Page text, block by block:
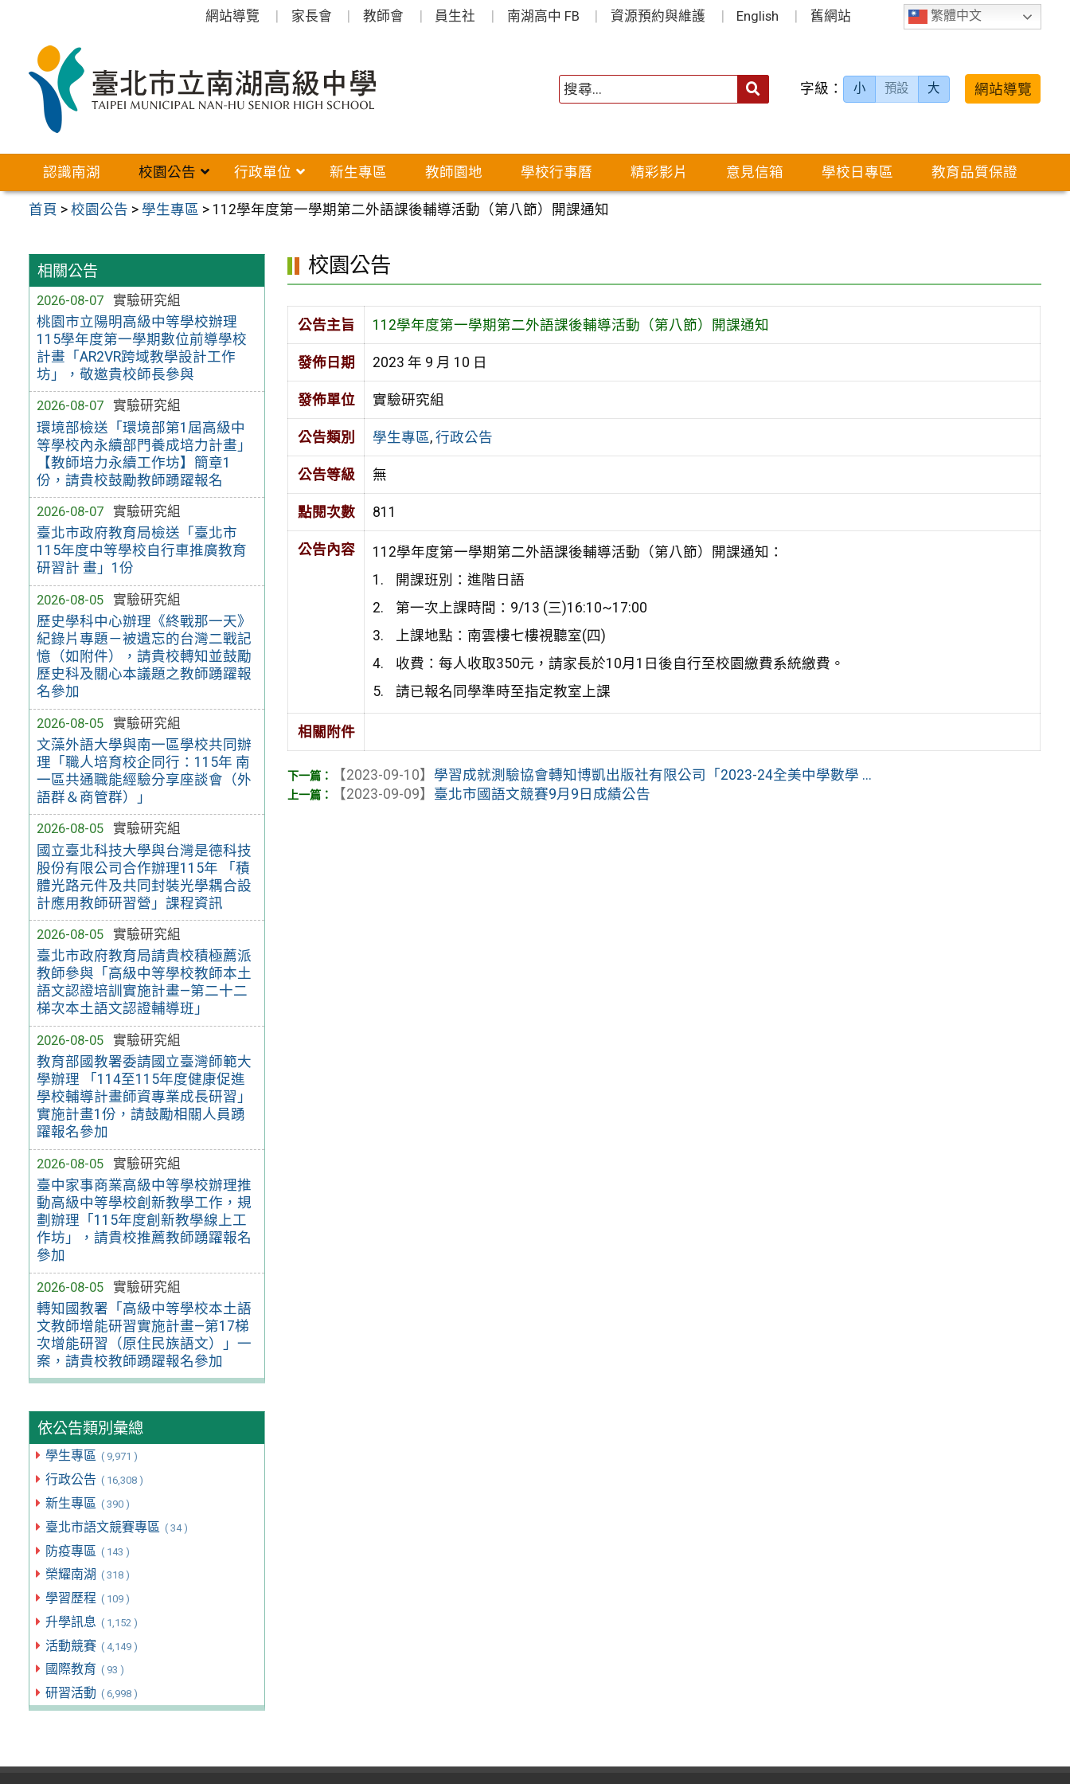
繁體中文
網站導覽 家長會 教師會 員生社 南湖高中 FB 資源預約與維護 English 舊網站
字級： 小 預設 大 網站導覽
認識南湖 校園公告 行政單位 新生專區 教師園地 學校行事曆 精彩影片 意見信箱 學校日專區 教育品質保證
首頁 >校園公告 > 學生專區 > 112學年度第一學期第二外語課後輔導活動（第八節）開課通知
相關公告
2026-08-07
實驗研究組
桃園市立陽明高級中等學校辦理
115學年度第一學期數位前導學校
計畫「AR2VR跨域教學設計工作
坊」，敬邀貴校師長參與
2026-08-07
實驗研究組
環境部檢送「環境部第1屆高級中
等學校內永續部門養成培力計畫」
【教師培力永續工作坊】簡章1
份，請貴校鼓勵教師踴躍報名
2026-08-07
實驗研究組
臺北市政府教育局檢送「臺北市
115年度中等學校自行車推廣教育
研習計 畫」1份
2026-08-05
實驗研究組
歷史學科中心辦理《終戰那一天》
紀錄片專題－被遺忘的台灣二戰記
憶（如附件），請貴校轉知並鼓勵
歷史科及關心本議題之教師踴躍報
名參加
2026-08-05
實驗研究組
文藻外語大學與南一區學校共同辦
理「職人培育校企同行：115年 南
一區共通職能經驗分享座談會（外
語群＆商管群）」
2026-08-05
實驗研究組
國立臺北科技大學與台灣是德科技
股份有限公司合作辦理115年 「積
體光路元件及共同封裝光學耦合設
計應用教師研習營」課程資訊
2026-08-05
實驗研究組
臺北市政府教育局請貴校積極薦派
教師參與「高級中等學校教師本土
語文認證培訓實施計畫—第二十二
梯次本土語文認證輔導班」
2026-08-05
實驗研究組
教育部國教署委請國立臺灣師範大
學辦理 「114至115年度健康促進
學校輔導計畫師資專業成長研習」
實施計畫1份，請鼓勵相關人員踴
躍報名參加
2026-08-05
實驗研究組
臺中家事商業高級中等學校辦理推
動高級中等學校創新教學工作，規
劃辦理「115年度創新教學線上工
作坊」，請貴校推薦教師踴躍報名
參加
2026-08-05
實驗研究組
轉知國教署「高級中等學校本土語
文教師增能研習實施計畫—第17梯
次增能研習（原住民族語文）」一
案，請貴校教師踴躍報名參加
依公告類別彙總
學生專區 ( 9,971 )
行政公告 ( 16,308 )
新生專區 ( 390 )
臺北市語文競賽專區 ( 34 )
防疫專區 ( 143 )
榮耀南湖 ( 318 )
學習歷程 ( 109 )
升學訊息 ( 1,152 )
活動競賽 ( 4,149 )
國際教育 ( 93 )
研習活動 ( 6,998 )
校園公告
公告主旨 112學年度第一學期第二外語課後輔導活動（第八節）開課通知
發佈日期 2023 年 9 月 10 日
發佈單位 實驗研究組
公告類別 學生專區, 行政公告
公告等級 無
點閱次數 811
公告內容
112學年度第一學期第二外語課後輔導活動（第八節）開課通知：
開課班別：進階日語
第一次上課時間：9/13 (三)16:10~17:00
上課地點：南雲樓七樓視聽室(四)
收費：每人收取350元，請家長於10月1日後自行至校園繳費系統繳費。
請已報名同學準時至指定教室上課
相關附件
【2023-09-10】 學習成就測驗協會轉知博凱出版社有限公司「2023-24全美中學數學 ...
【2023-09-09】 臺北市國語文競賽9月9日成績公告